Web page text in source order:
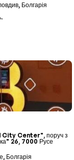
Болгарія
City Center", поруч з
26, 7000 Русе
Болгарія